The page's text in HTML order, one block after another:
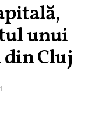
unui
Cluj